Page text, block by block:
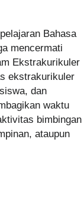
Bahasa
mencermati
Ekstrakurikuler
ekstrakurikuler
dan
waktu
bimbingan
ataupun